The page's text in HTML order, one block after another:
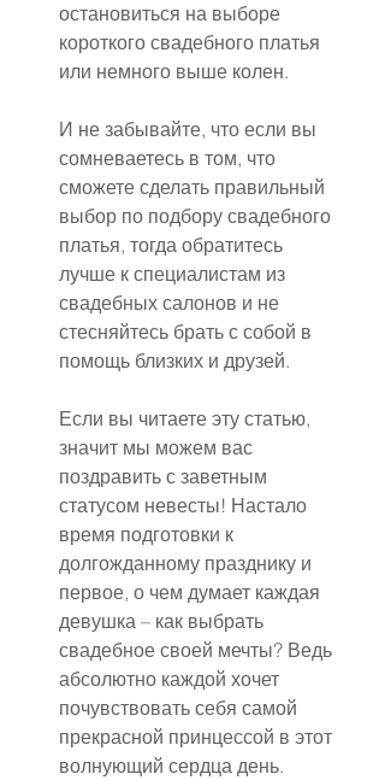
остановиться на выборе
короткого свадебного платья
или немного выше колен.
И не забывайте, что если вы
сомневаетесь в том, что
сможете сделать правильный
выбор по подбору свадебного
платья, тогда обратитесь
лучше к специалистам из
свадебных салонов и не
стесняйтесь брать с собой в
помощь близких и друзей.
Если вы читаете эту статью,
значит мы можем вас
поздравить с заветным
статусом невесты! Настало
время подготовки к
долгожданному празднику и
первое, о чем думает каждая
девушка – как выбрать
свадебное своей мечты? Ведь
абсолютно каждой хочет
почувствовать себя самой
прекрасной принцессой в этот
волнующий сердца день.